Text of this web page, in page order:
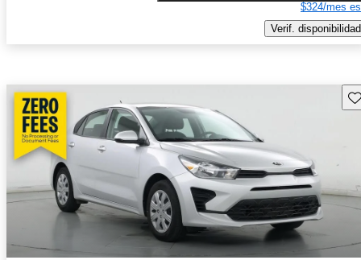
$324/mes
Verif. disponibilidad